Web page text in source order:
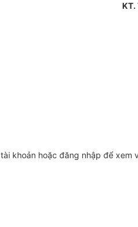
KT.
tài khoản hoặc đăng nhập để xem